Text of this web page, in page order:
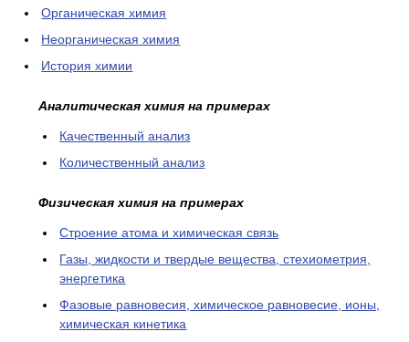
Органическая химия
Неорганическая химия
История химии
Аналитическая химия на примерах
Качественный анализ
Количественный анализ
Физическая химия на примерах
Cтроение атома и химическая связь
Газы, жидкости и твердые вещества, стехиометрия,
энергетика
Фазовые равновесия, химическое равновесие, ионы,
химическая кинетика